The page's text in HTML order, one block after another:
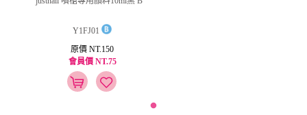
Y1FJ01
原價 NT.150
會員價 NT.75